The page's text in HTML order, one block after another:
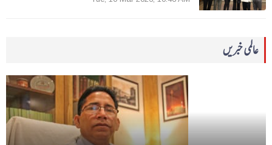
عالمی خبریں